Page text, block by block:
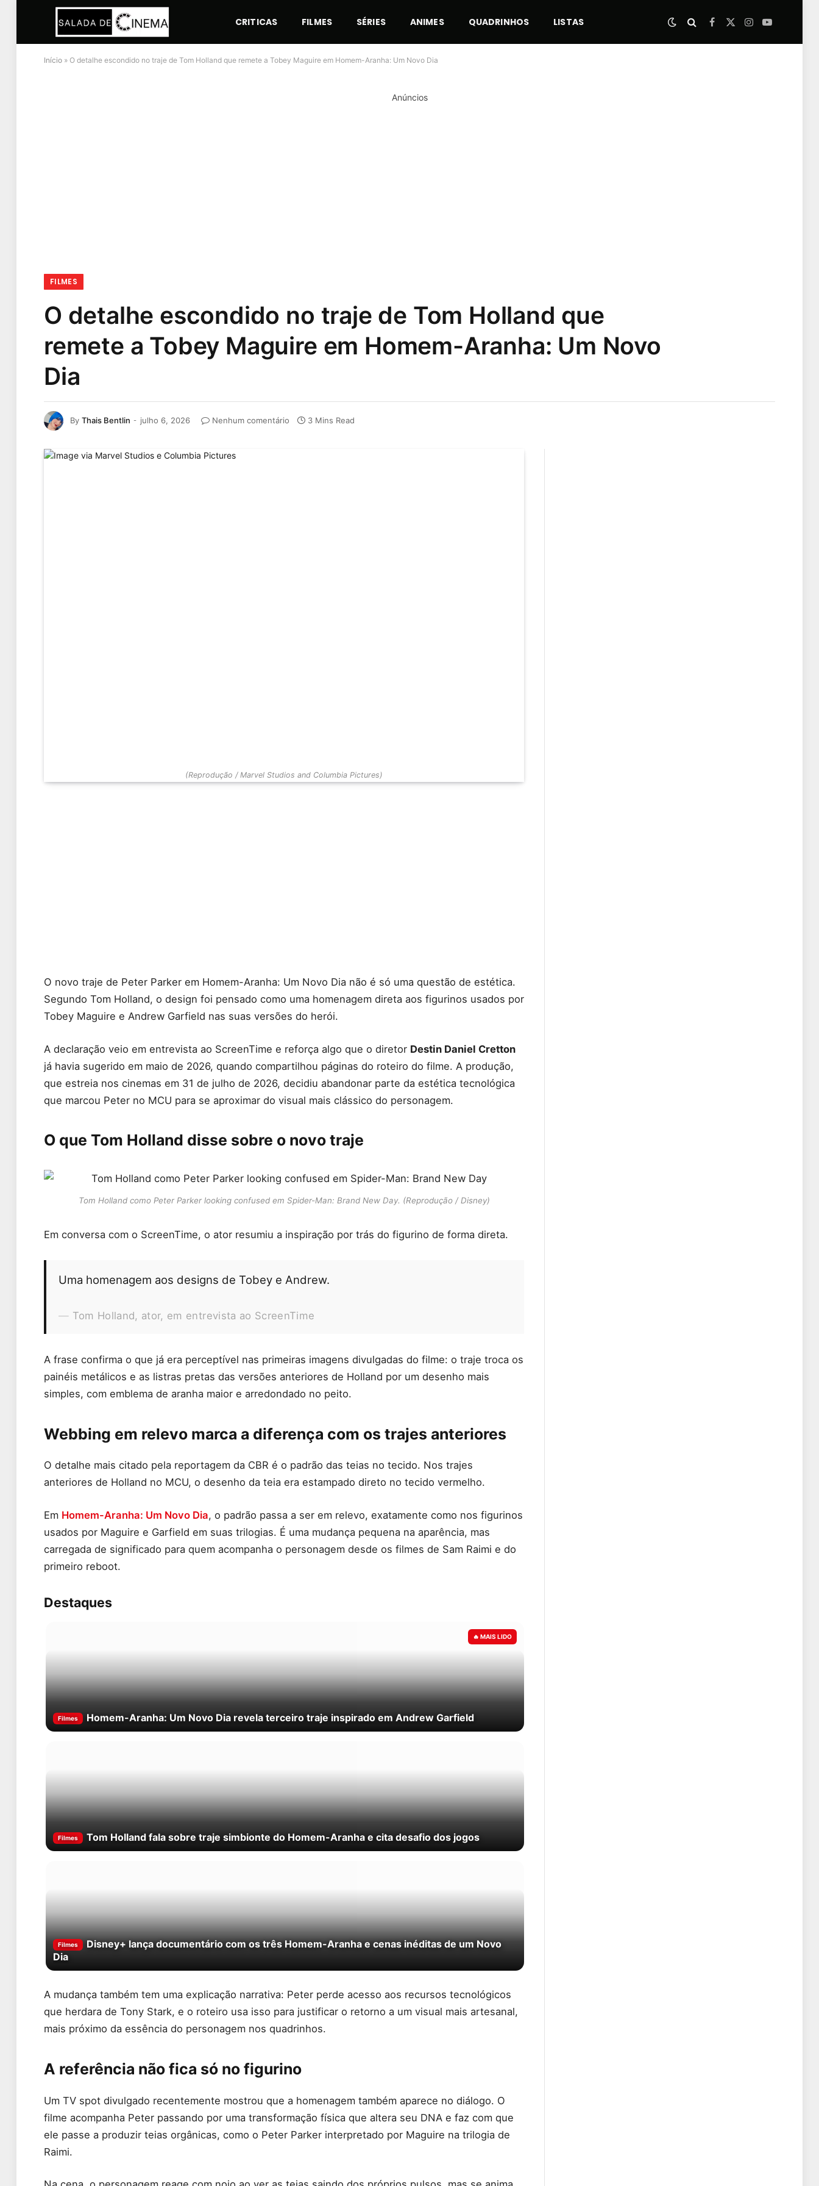
CRITICAS FILMES SÉRIES ANIMES QUADRINHOS LISTAS Facebook
X
Instagram
YouTube
Início » O detalhe escondido no traje de Tom Holland que remete a Tobey Maguire em Homem-Aranha: Um Novo Dia
Anúncios
FILMES
O detalhe escondido no traje de Tom Holland que
remete a Tobey Maguire em Homem-Aranha: Um Novo
Dia
By Thais Bentlin julho 6, 2026 Nenhum comentário 3 Mins Read
(Reprodução / Marvel Studios and Columbia Pictures)
O novo traje de Peter Parker em Homem-Aranha: Um Novo Dia não é só uma questão de estética.
Segundo Tom Holland, o design foi pensado como uma homenagem direta aos figurinos usados por
Tobey Maguire e Andrew Garfield nas suas versões do herói.
A declaração veio em entrevista ao ScreenTime e reforça algo que o diretor Destin Daniel Cretton
já havia sugerido em maio de 2026, quando compartilhou páginas do roteiro do filme. A produção,
que estreia nos cinemas em 31 de julho de 2026, decidiu abandonar parte da estética tecnológica
que marcou Peter no MCU para se aproximar do visual mais clássico do personagem.
O que Tom Holland disse sobre o novo traje
Tom Holland como Peter Parker looking confused em Spider-Man: Brand New Day. (Reprodução / Disney)
Em conversa com o ScreenTime, o ator resumiu a inspiração por trás do figurino de forma direta.
Uma homenagem aos designs de Tobey e Andrew.
Tom Holland, ator, em entrevista ao ScreenTime
A frase confirma o que já era perceptível nas primeiras imagens divulgadas do filme: o traje troca os
painéis metálicos e as listras pretas das versões anteriores de Holland por um desenho mais
simples, com emblema de aranha maior e arredondado no peito.
Webbing em relevo marca a diferença com os trajes anteriores
O detalhe mais citado pela reportagem da CBR é o padrão das teias no tecido. Nos trajes
anteriores de Holland no MCU, o desenho da teia era estampado direto no tecido vermelho.
Em Homem-Aranha: Um Novo Dia, o padrão passa a ser em relevo, exatamente como nos figurinos
usados por Maguire e Garfield em suas trilogias. É uma mudança pequena na aparência, mas
carregada de significado para quem acompanha o personagem desde os filmes de Sam Raimi e do
primeiro reboot.
Destaques
Filmes Homem-Aranha: Um Novo Dia revela terceiro traje inspirado em Andrew Garfield
Filmes Tom Holland fala sobre traje simbionte do Homem-Aranha e cita desafio dos jogos
Filmes
Disney+ lança documentário com os três Homem-Aranha e cenas inéditas de um Novo
Dia
A mudança também tem uma explicação narrativa: Peter perde acesso aos recursos tecnológicos
que herdara de Tony Stark, e o roteiro usa isso para justificar o retorno a um visual mais artesanal,
mais próximo da essência do personagem nos quadrinhos.
A referência não fica só no figurino
Um TV spot divulgado recentemente mostrou que a homenagem também aparece no diálogo. O
filme acompanha Peter passando por uma transformação física que altera seu DNA e faz com que
ele passe a produzir teias orgânicas, como o Peter Parker interpretado por Maguire na trilogia de
Raimi.